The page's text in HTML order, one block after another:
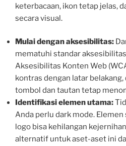
keterbacaan, ikon tetap jelas,
secara visual.
Mulai dengan aksesibilitas:
mematuhi standar
Aksesibilitas Konten Web
kontras dengan latar
tombol dan tautan tetap
Identifikasi elemen utama:
Anda perlu dark mode.
logo bisa kehilangan
alternatif untuk aset-aset ini